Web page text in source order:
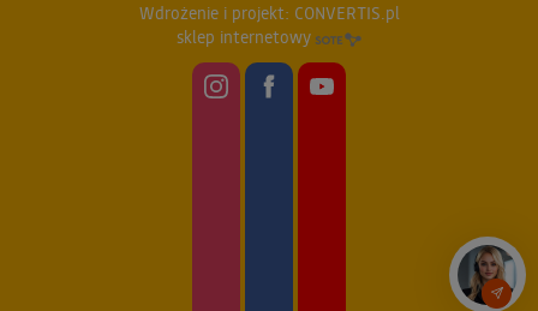
Wdrożenie i projekt: CONVERTIS.pl
sklep internetowy